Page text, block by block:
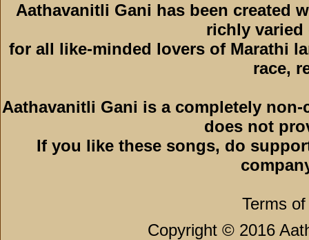
Aathavanitli Gani has been created
richly varied
for all like-minded lovers of Marathi
race,
Aathavanitli Gani is a completely
does not
If you like these songs, do
Terms
Copyright © 2016